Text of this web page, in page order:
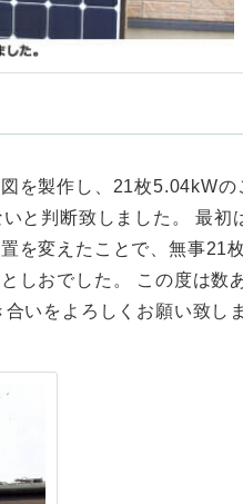
を製作し、21枚5.04kW
と判断致しました。 最
を変えたことで、無事21
しおでした。 この度は
いをよろしくお願い致し